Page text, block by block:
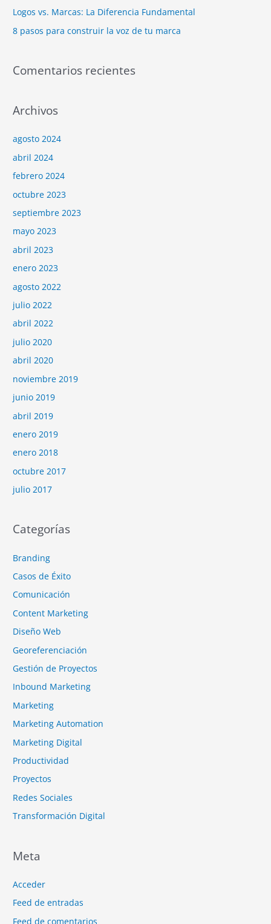
Logos vs. Marcas: La Diferencia Fundamental
8 pasos para construir la voz de tu marca
Comentarios recientes
Archivos
agosto 2024
abril 2024
febrero 2024
octubre 2023
septiembre 2023
mayo 2023
abril 2023
enero 2023
agosto 2022
julio 2022
abril 2022
julio 2020
abril 2020
noviembre 2019
junio 2019
abril 2019
enero 2019
enero 2018
octubre 2017
julio 2017
Categorías
Branding
Casos de Éxito
Comunicación
Content Marketing
Diseño Web
Georeferenciación
Gestión de Proyectos
Inbound Marketing
Marketing
Marketing Automation
Marketing Digital
Productividad
Proyectos
Redes Sociales
Transformación Digital
Meta
Acceder
Feed de entradas
Feed de comentarios